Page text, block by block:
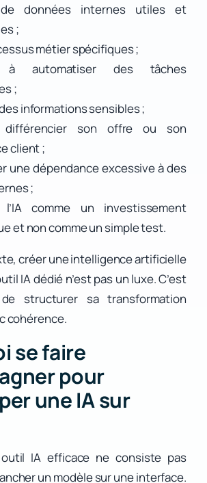
données internes utiles et
;
métier spécifiques ;
à automatiser des tâches
;
informations sensibles ;
différencier son offre ou son
client ;
une dépendance excessive à des
;
l’IA comme un investissement
et non comme un simple test.
créer une intelligence artificielle
IA dédié n’est pas un luxe. C’est
structurer sa transformation
cohérence.
se faire
pour
une IA sur
IA efficace ne consiste pas
un modèle sur une interface.